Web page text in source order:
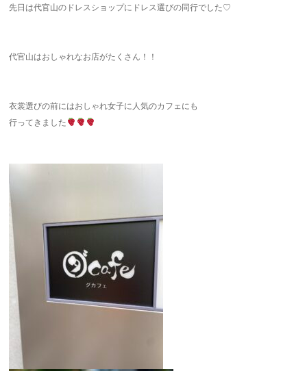
先日は代官山のドレスショップにドレス選びの同行でした♡
代官山はおしゃれなお店がたくさん！！
衣裳選びの前にはおしゃれ女子に人気のカフェにも
行ってきました